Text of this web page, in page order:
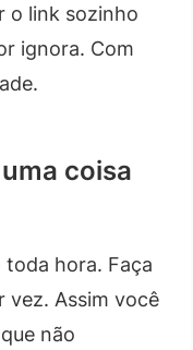
o link sozinho
ignora. Com
coisa
hora. Faça
vez. Assim você
não